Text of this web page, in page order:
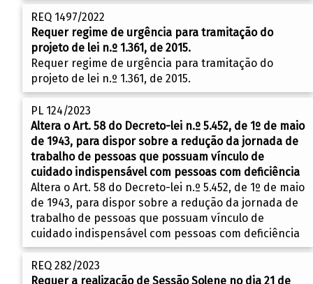
REQ 1497/2022
Requer regime de urgência para tramitação do
projeto de lei n.º 1.361, de 2015.
Requer regime de urgência para tramitação do
projeto de lei n.º 1.361, de 2015.
PL 124/2023
Altera o Art. 58 do Decreto-lei n.º 5.452, de 1º de maio
de 1943, para dispor sobre a redução da jornada de
trabalho de pessoas que possuam vínculo de
cuidado indispensável com pessoas com deficiência
Altera o Art. 58 do Decreto-lei n.º 5.452, de 1º de maio
de 1943, para dispor sobre a redução da jornada de
trabalho de pessoas que possuam vínculo de
cuidado indispensável com pessoas com deficiência
REQ 282/2023
Requer a realização de Sessão Solene no dia 21 de